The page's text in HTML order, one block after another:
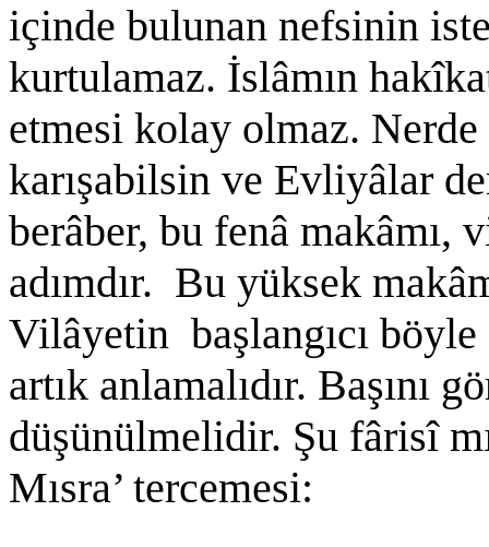
içinde bulunan nefsinin
kurtulamaz. İslâmın
etmesi kolay olmaz.
karışabilsin ve Evliyâlar
berâber, bu fenâ makâmı,
adımdır. Bu yüksek
Vilâyetin başlangıcı böyle
artık anlamalıdır. Başını
düşünülmelidir. Şu fârisî
Mısra’ tercemesi: